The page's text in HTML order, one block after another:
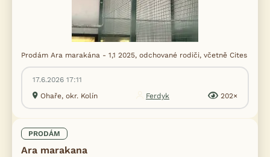
Prodám Ara marakána - 1,1 2025, odchované rodiči, včetně Cites
17.6.2026 17:11
Ohaře, okr. Kolín
Ferdyk 202×
PRODÁM
Ara marakana